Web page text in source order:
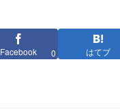
Facebook 0 はてブ